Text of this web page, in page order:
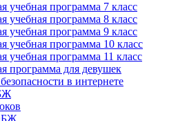
учебная программа 7 класс
учебная программа 8 класс
учебная программа 9 класс
учебная программа 10 класс
учебная программа 11 класс
программа для девушек
в интернете